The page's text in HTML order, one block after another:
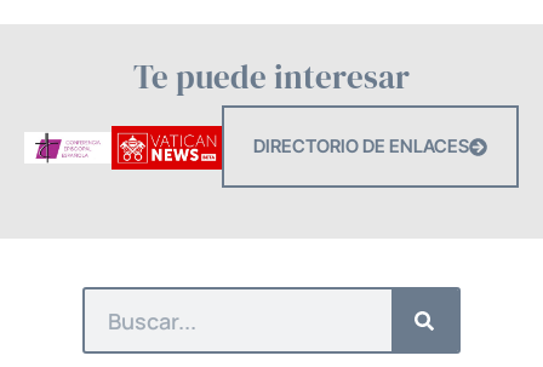
Te puede interesar
DIRECTORIO DE ENLACES